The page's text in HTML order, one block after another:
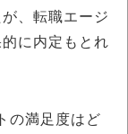
、転職エージ
に内定もとれ
の満足度はど